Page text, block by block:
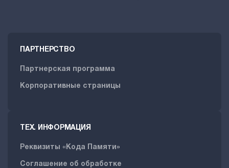
ПАРТНЕРСТВО
Партнерская программа
Корпоративные страницы
ТЕХ. ИНФОРМАЦИЯ
Реквизиты «Кода Памяти»
Соглашение об обработке